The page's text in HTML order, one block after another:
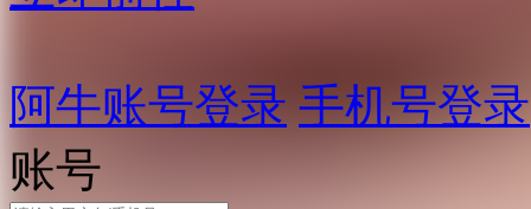
阿牛账号登录 手机号登录
账号